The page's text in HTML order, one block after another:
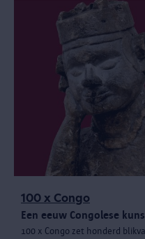
100 x Congo
Een eeuw Congolese
100 x Congo zet honderd